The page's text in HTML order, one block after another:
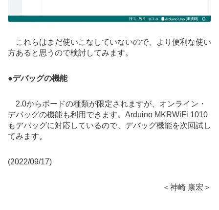
これらはまだ使いこなしていないので、より便利な使い
方あると思うので検討してみます。
●デバッグの機能
2.0からボードの種類が限定されますが、オンライン・
デバッグの機能も利用できます。Arduino MKRWiFi 1010
もデバッグに対応しているので、デバッグ機能を次回試し
てみます。
(2022/09/17)
＜神崎 康宏＞